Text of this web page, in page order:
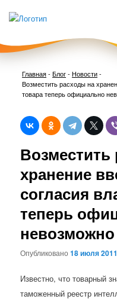
Главная-Блог- Новости-
Возместить расходы на
товара теперь официально
хранение
согласия
теперь
невозможно
Опубликовано18 июля 2011
Известно, что товарный
таможенный реестр